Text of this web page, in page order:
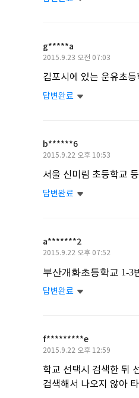
g*****a
작
일
2015.9.23 오전 07:03
김포시에 있는 운유초
답변완료
b******6
작
일
2015.9.22 오후 10:53
서울 신미림 초등학교
답변완료
a*******2
작
일
2015.9.22 오후 07:52
부산개화초등학교 1-3
답변완료
f*********e
작
일
2015.9.22 오후 12:59
학교 선택시 검색한 뒤
검색해서 나오지 않아